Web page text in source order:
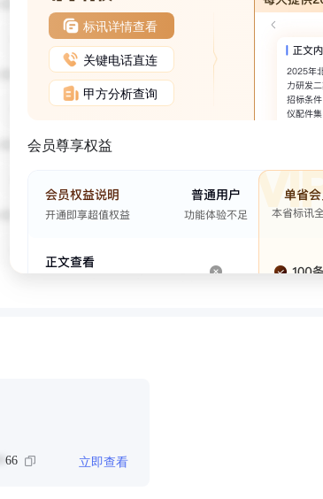
标讯详情查看
关键电话直连
甲方分析查询
会员尊享权益
66 立即查看